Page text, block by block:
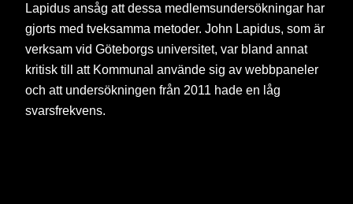
Lapidus ansåg att dessa medlemsundersökningar har
gjorts med tveksamma metoder. John Lapidus, som är
verksam vid Göteborgs universitet, var bland annat
kritisk till att Kommunal använde sig av webbpaneler
och att undersökningen från 2011 hade en låg
svarsfrekvens.